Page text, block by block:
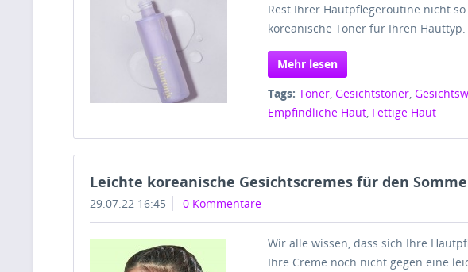
Rest Ihrer Hautpflegeroutine nicht
koreanische Toner für Ihren Hauttyp.
Mehr lesen
Tags: Toner ,Gesichtstoner ,
Empfindliche Haut Fettige Haut
Leichte koreanische Gesichtscremes für den
29.07.22 16:45 0 Kommentare
Wir alle wissen, dass sich Ihre
Ihre Creme noch nicht gegen eine